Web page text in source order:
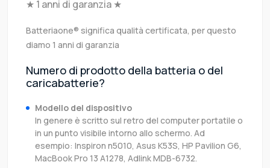
★ 1 anni di garanzia ★
Batteriaone® significa qualità certificata, per questo
diamo 1 anni di garanzia
Numero di prodotto della batteria o del
caricabatterie?
Modello del dispositivo
In genere è scritto sul retro del computer portatile o
in un punto visibile intorno allo schermo. Ad
esempio: Inspiron n5010, Asus K53S, HP Pavilion G6,
MacBook Pro 13 A1278, Adlink MDB-6732.